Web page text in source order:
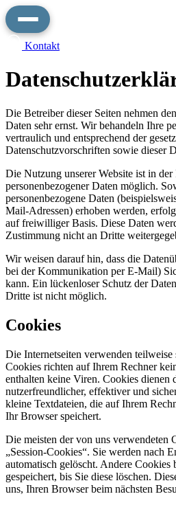
Kontakt
Die Betreiber dieser Seiten nehmen
Daten sehr ernst. Wir behandeln Ihre
vertraulich und entsprechend der
Datenschutzvorschriften sowie dieser
Die Nutzung unserer Website ist in
personenbezogener Daten möglich.
personenbezogene Daten
Mail-Adressen) erhoben werden,
auf freiwilliger Basis. Diese Daten
Zustimmung nicht an Dritte
Wir weisen darauf hin, dass die
bei der Kommunikation per E-Mail)
kann. Ein lückenloser Schutz der
Dritte ist nicht möglich.
Cookies
Die Internetseiten verwenden teilweise
Cookies richten auf Ihrem Rechner
enthalten keine Viren. Cookies dienen
nutzerfreundlicher, effektiver und
kleine Textdateien, die auf Ihrem
Ihr Browser speichert.
Die meisten der von uns verwendeten
„Session-Cookies“. Sie werden nach
automatisch gelöscht. Andere Cookies
gespeichert, bis Sie diese löschen.
uns, Ihren Browser beim nächsten